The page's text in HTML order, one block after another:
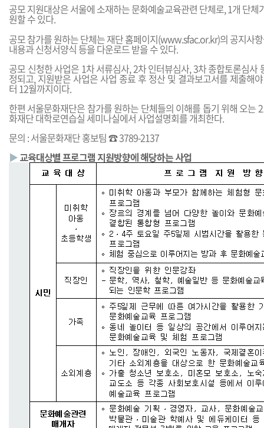
공모 지원대상은 서울에 소재하는 문화예술교육관련 단체로, 1개 단체
원할 수 있다.
공모 참가를 원하는 단체는 재단 홈페이지(www.sfac.or.kr)의 공지사
내용과 신청서양식 등을 다운로드 받을 수 있다.
공모 신청한 사업은 1차 서류심사, 2차 인터뷰심사, 3차 종합토론심사
정되고, 지원받은 사업은 사업 종료 후 정산 및 결과보고서를 제출해
터 12월까지이다.
한편 서울문화재단은 참가를 원하는 단체들의 이해를 돕기 위해 오는
화재단 대학로연습실 세미나실에서 사업설명회를 개최한다.
문의 : 서울문화재단 홍보팀 ☎ 3789-2137
▶교육대상별 프로그램 지원방향에 해당하는 사업